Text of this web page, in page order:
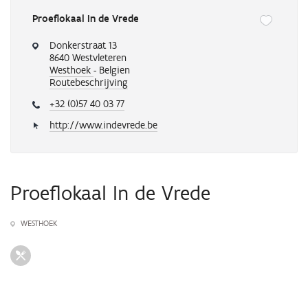
Proeflokaal In de Vrede
knop
verwijdert
voegt
een
activiteit
Donkerstraat 13
8640 Westvleteren
Westhoek - Belgien
Routebeschrijving
+32 (0)57 40 03 77
http://www.indevrede.be
Proeflokaal In de Vrede
WESTHOEK